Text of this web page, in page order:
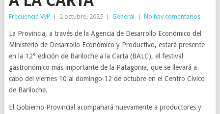
Frecuencia VyP 2 octubre, 2025 General No hay comentarios
La Provincia, a través de la Agencia de Desarrollo Económico del
Ministerio de Desarrollo Económico y Productivo, estará presente
en la 12° edición de Bariloche a la Carta (BALC), el festival
gastronómico más importante de la Patagonia, que se llevará a
cabo del viernes 10 al domingo 12 de octubre en el Centro Cívico
de Bariloche.
El Gobierno Provincial acompañará nuevamente a productores y